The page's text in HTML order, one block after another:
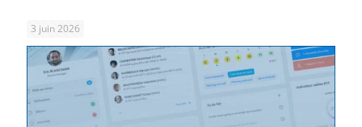
3 juin 2026